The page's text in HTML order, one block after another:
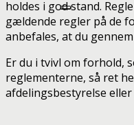
holdes i god stand.
gældende regler på de
anbefales, at du
Er du i tvivl om forhold,
reglementerne, så ret
afdelingsbestyrelse